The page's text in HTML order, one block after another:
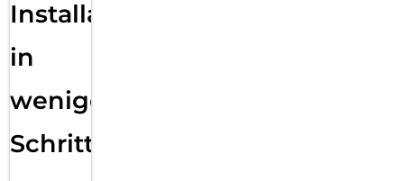
Installation
in
wenigen
Schritten